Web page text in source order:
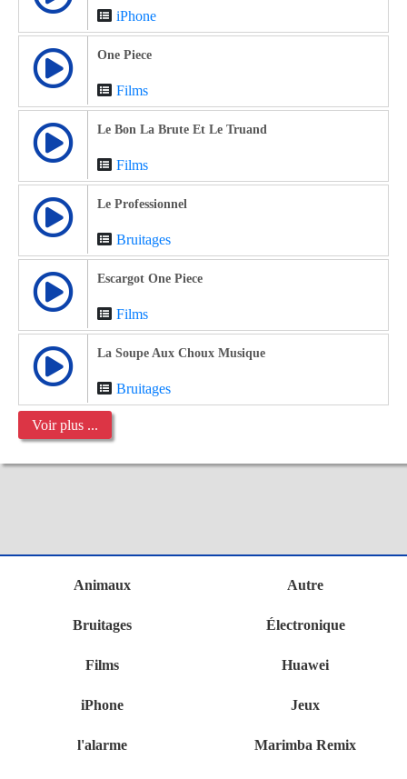
iPhone
One Piece
Films
Le Bon La Brute Et Le Truand
Films
Le Professionnel
Bruitages
Escargot One Piece
Films
La Soupe Aux Choux Musique
Bruitages
Voir plus ...
Animaux Autre
Bruitages Électronique
Films Huawei
iPhone Jeux
l'alarme Marimba Remix